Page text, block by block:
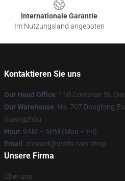
Internationale Garantie
Im Nutzungsland angeboten
Kontaktieren Sie uns
Our Head Office: 110 Corcoran St,
Our Warehouse: No. 707 Dongfeng
Guangzhou
Hour: 9AM – 5PM (Mon – Fri)
Email : contact@wolfs-rain.shop
Unsere Firma
Über uns